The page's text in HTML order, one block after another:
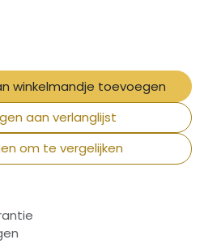
winkelmandje toevoegen
om te vergelijken
aan verlanglijst